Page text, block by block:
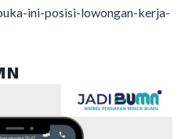
ini-posisi-lowongan-kerja-